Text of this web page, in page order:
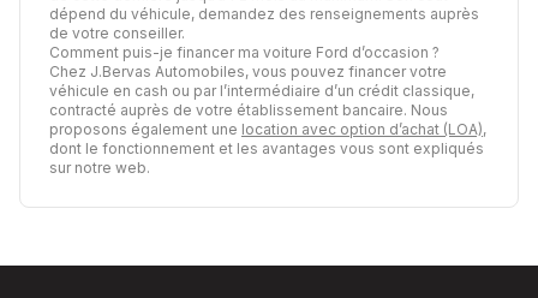
dépend du véhicule, demandez des renseignements auprès
de votre conseiller.
Comment puis-je financer ma voiture Ford d’occasion ?
Chez J.Bervas Automobiles, vous pouvez financer votre
véhicule en cash ou par l’intermédiaire d’un crédit classique,
contracté auprès de votre établissement bancaire. Nous
proposons également une location avec option d’achat (LOA),
dont le fonctionnement et les avantages vous sont expliqués
sur notre web.